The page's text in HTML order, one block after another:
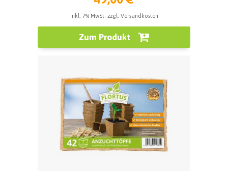
inkl. 7% MwSt. zzgl. Versandkosten
Zum Produkt